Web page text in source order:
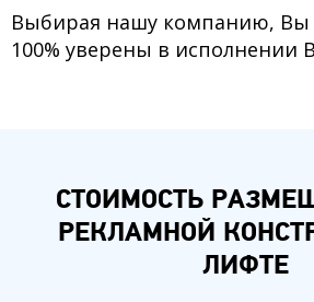
Выбирая нашу компанию, Вы
100% уверены в исполнении
СТОИМОСТЬ
РЕКЛАМНОЙ
ЛИФТЕ